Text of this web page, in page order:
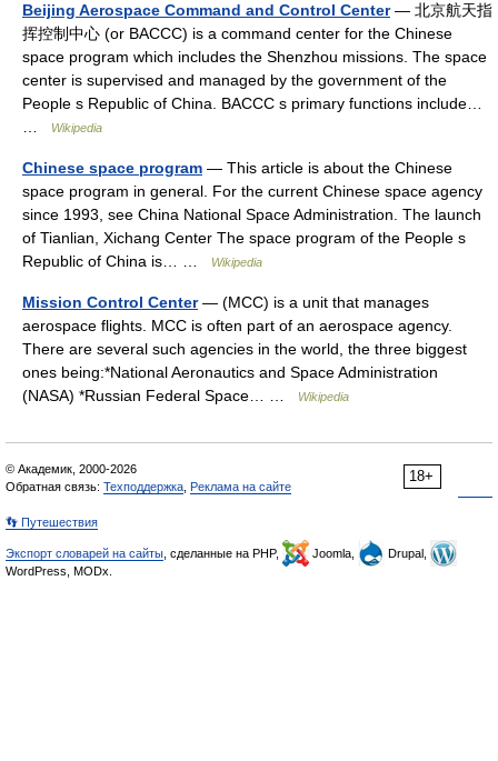
Beijing Aerospace Command and Control Center— 北京航天指
挥控制中心 (or BACCC) is a command center for the Chinese
space program which includes the Shenzhou missions. The space
center is supervised and managed by the government of the
People s Republic of China. BACCC s primary functions include…
Wikipedia
Chinese space program — This article is about the Chinese
space program in general. For the current Chinese space agency
since 1993, see China National Space Administration. The launch
of Tianlian, Xichang Center The space program of the People s
Republic of China is… …
Wikipedia
Mission Control Center— (MCC) is a unit that manages
aerospace flights. MCC is often part of an aerospace agency.
There are several such agencies in the world, the three biggest
ones being:*National Aeronautics and Space Administration
(NASA) *Russian Federal Space… …
Wikipedia
18+
© Академик, 2000-2026
Обратная связь: Техподдержка Реклама на сайте
👣 Путешествия
Экспорт словарей на сайты , сделанные на PHP, Joomla,
Drupal,
WordPress, MODx.